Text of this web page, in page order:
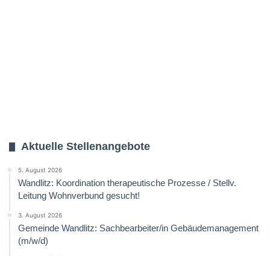
Aktuelle Stellenangebote
5. August 2026
Wandlitz: Koordination therapeutische Prozesse / Stellv.
Leitung Wohnverbund gesucht!
3. August 2026
Gemeinde Wandlitz: Sachbearbeiter/in Gebäudemanagement
(m/w/d)